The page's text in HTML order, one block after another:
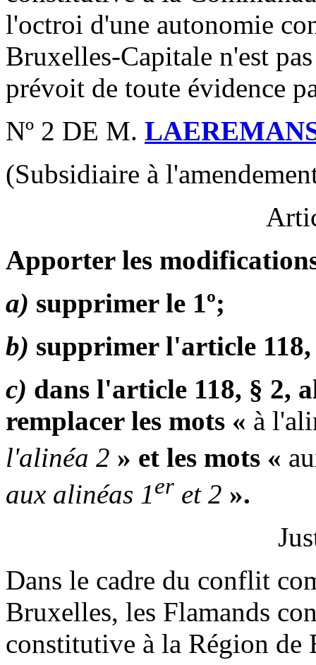
l'octroi d'une autonomie
Bruxelles-Capitale n'est
prévoit de toute évidence
Nº 2 DE M.
(Subsidiaire à
Apporter les
a) supprimer le 1º;
b) supprimer l'article 118,
c) dans l'article 118, § 2,
remplacer les mots « à
l'alinéa 2 » et les mots «
aux alinéas 1er et 2 ».
Dans le cadre du conflit
Bruxelles, les Flamands
constitutive à la Région de